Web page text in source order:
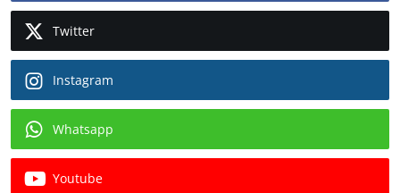
Twitter
Instagram
Whatsapp
Youtube